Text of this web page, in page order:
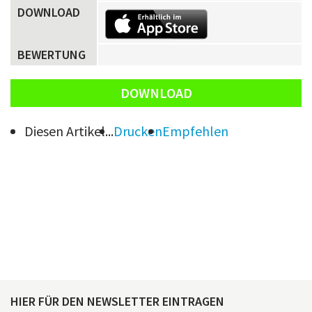
DOWNLOAD
BEWERTUNG
DOWNLOAD
Diesen Artikel...DruckenEmpfehlen
HIER FÜR DEN NEWSLETTER EINTRAGEN